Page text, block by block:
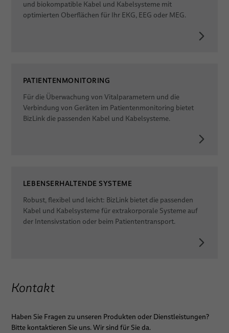
und biokompatible Kabel und Kabelsysteme mit
optimierten Oberflächen für Ihr EKG, EEG oder MEG.
PATIENTENMONITORING
Für die Überwachung von Vitalparametern und die
Verbindung von Geräten im Patientenmonitoring bietet
BizLink die passenden Kabel und Kabelsysteme.
LEBENSERHALTENDE SYSTEME
Robust, flexibel und leicht: BizLink bietet die passenden
Kabel und Kabelsysteme für extrakorporale Systeme auf
der Intensivstation oder beim Patiententransport.
Kontakt
Haben Sie Fragen zu unseren Produkten oder Dienstleistungen?
Bitte kontaktieren Sie uns. Wir sind für Sie da.